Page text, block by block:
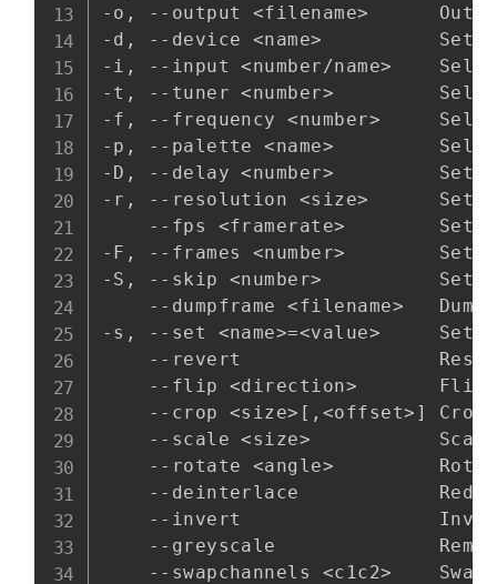
-o, --output <filename>
-d, --device <name>          Sets
-i, --input <number/name>
-t, --tuner <number>
-f, --frequency <number>
-p, --palette <name>
-D, --delay <number>         Sets
-r, --resolution <size>      Sets
--fps <framerate>        Sets
-F, --frames <number>        Sets
-S, --skip <number>          Sets
--dumpframe <filename>   Dump
-s, --set <name>=<value>
--revert
--flip <direction>
--crop <size>[,<offset>] Crop
--scale <size>
--rotate <angle>
--deinterlace
--invert
--greyscale
--swapchannels <c1c2>    Swap